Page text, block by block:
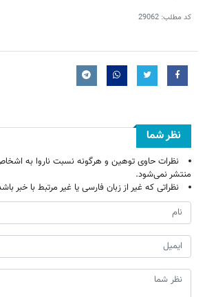
کد مطلب: 29062
نظر شما
نظرات حاوی توهین و هرگونه نسبت ناروا به
منتشر نمی‌شود.
نظراتی که غیر از زبان فارسی یا غیر مرتبط با خبر